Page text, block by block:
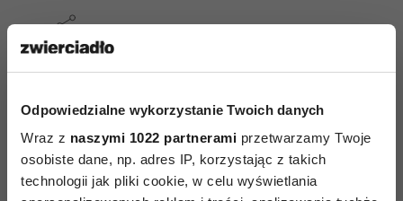
Odpowiedzialne wykorzystanie Twoich danych
Wraz z naszymi 1022 partnerami przetwarzamy Twoje
osobiste dane, np. adres IP, korzystając z takich
technologii jak pliki cookie, w celu wyświetlania